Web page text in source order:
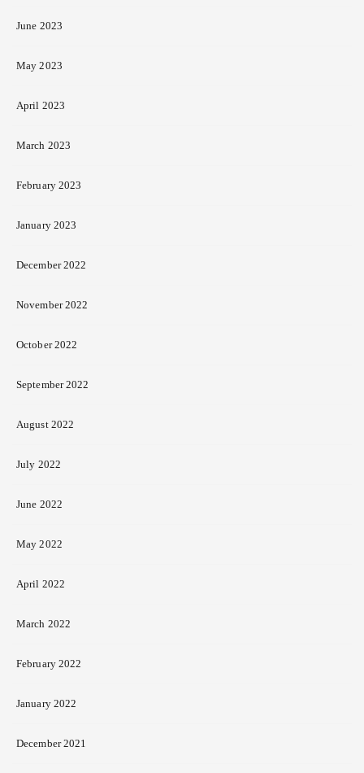
June 2023
May 2023
April 2023
March 2023
February 2023
January 2023
December 2022
November 2022
October 2022
September 2022
August 2022
July 2022
June 2022
May 2022
April 2022
March 2022
February 2022
January 2022
December 2021